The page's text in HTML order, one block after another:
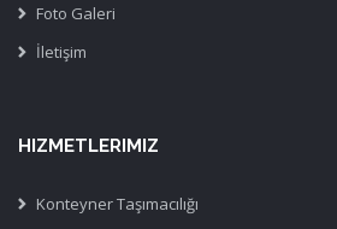
Foto Galeri
İletişim
HIZMETLERIMIZ
Konteyner Taşımacılığı